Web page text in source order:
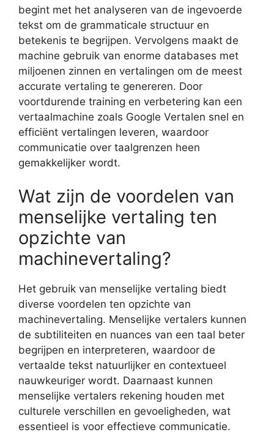
begint met het analyseren van de ingevoerde
tekst om de grammaticale structuur en
betekenis te begrijpen. Vervolgens maakt de
machine gebruik van enorme databases met
miljoenen zinnen en vertalingen om de meest
accurate vertaling te genereren. Door
voortdurende training en verbetering kan een
vertaalmachine zoals Google Vertalen snel en
efficiënt vertalingen leveren, waardoor
communicatie over taalgrenzen heen
gemakkelijker wordt.
Wat zijn de voordelen van
menselijke vertaling ten
opzichte van
machinevertaling?
Het gebruik van menselijke vertaling biedt
diverse voordelen ten opzichte van
machinevertaling. Menselijke vertalers kunnen
de subtiliteiten en nuances van een taal beter
begrijpen en interpreteren, waardoor de
vertaalde tekst natuurlijker en contextueel
nauwkeuriger wordt. Daarnaast kunnen
menselijke vertalers rekening houden met
culturele verschillen en gevoeligheden, wat
essentieel is voor effectieve communicatie.